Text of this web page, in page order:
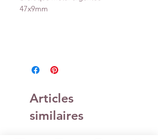
47x9mm
Articles
similaires